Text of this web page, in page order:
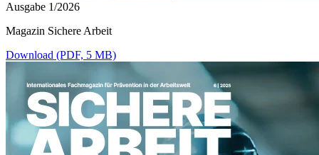
Ausgabe 1/2026
Magazin Sichere Arbeit
Download (PDF, 5 MB)